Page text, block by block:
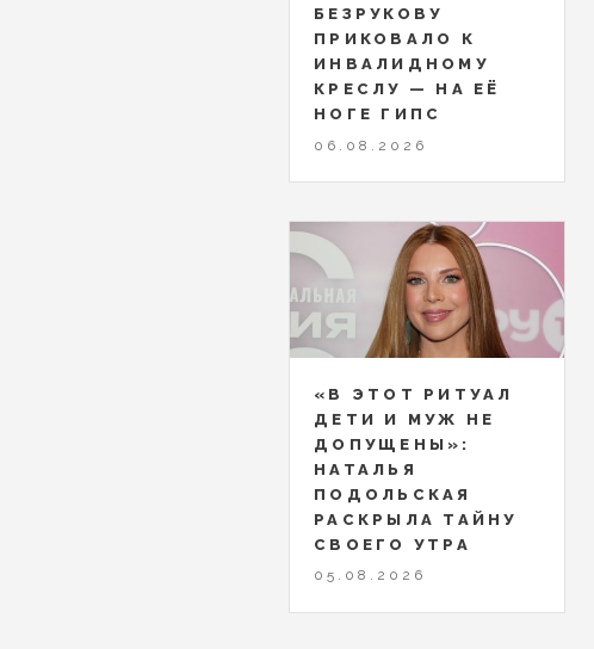
БЕЗРУКОВУ
ПРИКОВАЛО К
ИНВАЛИДНОМУ
КРЕСЛУ — НА ЕЁ
НОГЕ ГИПС
06.08.2026
«В ЭТОТ РИТУАЛ
ДЕТИ И МУЖ НЕ
ДОПУЩЕНЫ»:
НАТАЛЬЯ
ПОДОЛЬСКАЯ
РАСКРЫЛА ТАЙНУ
СВОЕГО УТРА
05.08.2026